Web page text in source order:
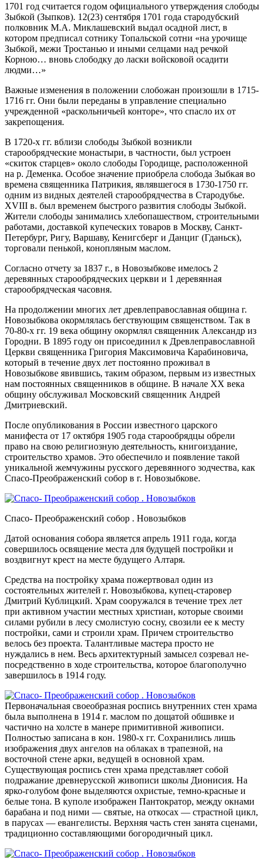
1701 год считается годом официального утверждения слободы
Зыбкой (Зыпков). 12(23) сентября 1701 года стародубский
полковник М.А. Миклашевский выдал осадной лист, в
котором предписал сотнику Топальской сотни «на урочище
Зыбкой, межи Тростанью и иными селцами над речкой
Корною… вновь слободку до ласки войсковой осадити
людми…»
Важные изменения в положении слобожан произошли в 1715-
1716 гг. Они были переданы в управление специально
учрежденной «раскольничьей конторе», что спасло их от
закрепощения.
В 1720-х гг. вблизи слободы Зыбкой возникли
старообрядческие монастыри, в частности, был устроен
«скиток старцев» около слободы Городище, расположенной
на р. Деменка. Особое значение приобрела слобода Зыбкая во
времена священника Патрикия, являвшегося в 1730-1750 гг.
одним из видных деятелей старообрядчества в Стародубье.
XVIII в. был временем быстрого развития слободы Зыбкой.
Жители слободы занимались хлебопашеством, строительными
работами, доставкой купеческих товаров в Москву, Санкт-
Петербург, Ригу, Варшаву, Кенигсберг и Данциг (Гданьск),
торговали пенькой, конопляным маслом.
Согласно отчету за 1837 г., в Новозыбкове имелось 2
деревянных старообрядческих церкви и 1 деревянная
старообрядческая часовня.
На продолжении многих лет древлеправославная община г.
Новозыбкова окормлялась бегствующим священством. Так в
70-80-х гг. 19 века общину окормлял священник Александр из
Городни. В 1895 году он присоединил к Древлеправославной
Церкви священника Григория Максимовича Карабиновича,
который в течение двух лет постоянно проживал в
Новозыбкове явившись, таким образом, первым из известных
нам постоянных священников в общине. В начале ХХ века
общину обслуживал Московский священник Андрей
Дмитриевский.
После опубликования в России известного царского
манифеста от 17 октября 1905 года старообрядцы обрели
право на свою религиозную деятельность, книгоиздание,
строительство храмов. Это обеспечило и появление такой
уникальной жемчужины русского деревянного зодчества, как
Спасо-Преображенский собор в г. Новозыбкове.
Спасо- Преображенский собор . Новозыбков
Датой основания собора является апрель 1911 года, когда
совершилось освящение места для будущей постройки и
воздвигнут крест на месте будущего Алтаря.
Средства на постройку храма пожертвовал один из
состоятельных жителей г. Новозыбкова, купец-старовер
Дмитрий Кублицкий. Храм сооружался в течение трех лет
при активном участии местных христиан, которые своими
силами рубили в лесу смолистую сосну, свозили ее к месту
постройки, сами и строили храм. Причем строительство
велось без проекта. Талантливые мастера просто не
нуждались в нем. Весь архитектурный замысел созревал не­
посредственно в ходе строительства, которое благополучно
завершилось в 1914 году.
Первоначальная своеобразная роспись внутренних стен храма
была выполнена в 1914 г. маслом по дощатой обшивке и
частично на холсте в манере примитивной живописи.
Полностью записана в кон. 1980-х гг. Сохранились лишь
изображения двух ангелов на облаках в трапезной, на
восточной стене арки, ведущей в основной храм.
Существующая роспись стен храма представляет собой
подражание древнерусской живописи школы Дионисия. На
ярко-голубом фоне выделяются охристые, темно-красные и
белые тона. В куполе изображен Пантократор, между окнами
барабана и под ними — святые, на откосах — страстной цикл,
в парусах — евангелисты. Верхняя часть стен занята сценами,
традиционно составляющими богородичный цикл.